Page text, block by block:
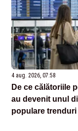
4 aug. 2026, 07:58
De ce călătoriile
au devenit unul
populare trenduri